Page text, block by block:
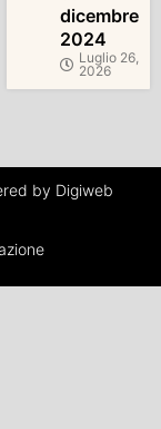
dicembre
2024
Luglio 26,
2026
by Digiweb